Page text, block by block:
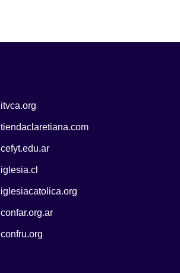
itvca.org
tiendaclaretiana.com
cefyt.edu.ar
iglesia.cl
iglesiacatolica.org
confar.org.ar
confru.org